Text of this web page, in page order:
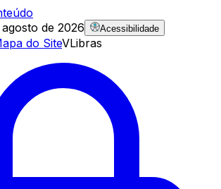
de 2026
Acessibilidade
do SiteVLibras